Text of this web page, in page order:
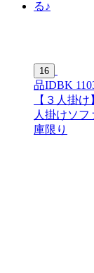
16
品IDBK
【３人掛
人掛けソフ
庫限り